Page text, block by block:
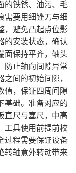
的铁锈、油污、毛
需要用细锉刀与细
，避免凸起点位影
的安装状态，确认
面保持平齐，轴头
防止轴向间隙异常
间的初始间隙，
值，保证四周间隙
基础。准备对应的
直尺与塞尺，中高
工具使用前提前校
过程需要保证设备
转轴意外转动带来